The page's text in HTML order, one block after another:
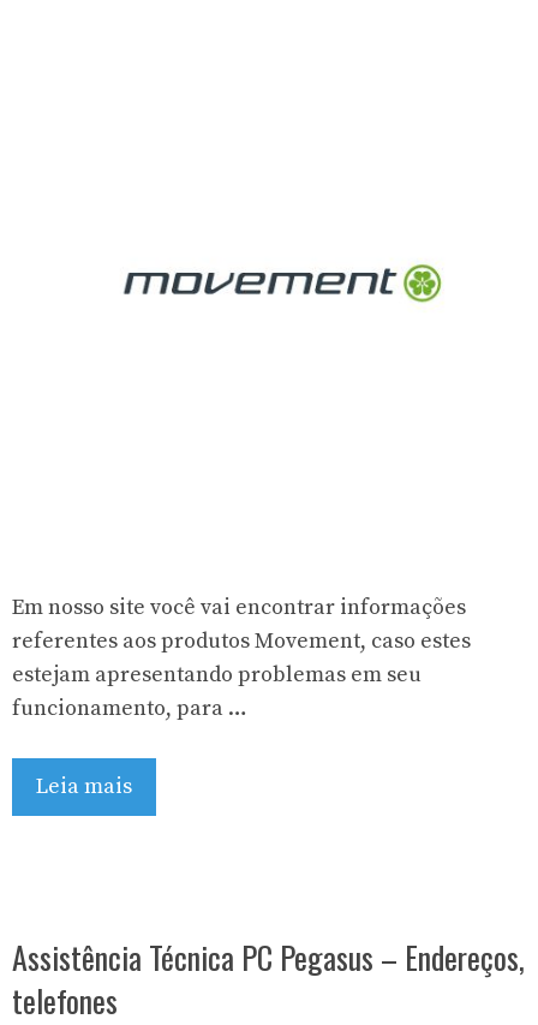
Em nosso site você vai encontrar informações
referentes aos produtos Movement, caso estes
estejam apresentando problemas em seu
funcionamento, para …
Leia mais
Assistência Técnica PC Pegasus – Endereços,
telefones